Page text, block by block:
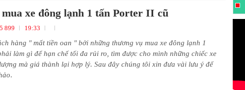
xe đông lạnh 1 tấn Porter II cũ
899 19:33
hàng " mất tiền oan " bởi những thương vụ mua xe đông lạnh 1
làm gì để hạn chế tối đa rủi ro, tìm được cho mình những chiếc xe
mà giá thành lại hợp lý. Sau đây chúng tôi xin đưa vài lưu ý để
.